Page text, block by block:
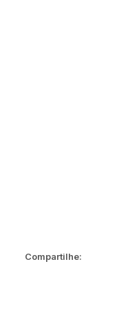
Compartilhe: